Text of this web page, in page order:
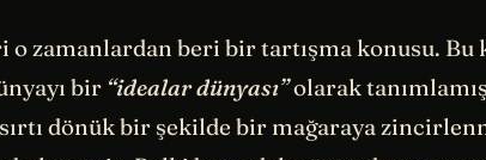
o zamanlardan beri bir tartışma konusu. Bu
bir “idealar dünyası”olarak
dönük bir şekilde bir mağaraya